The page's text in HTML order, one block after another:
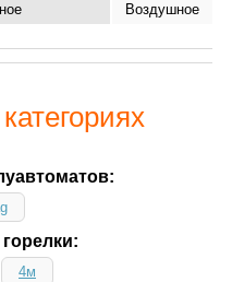
Воздушное
4м